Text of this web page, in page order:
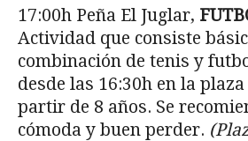
17:00h Peña El Juglar,
Actividad que consiste
combinación de tenis y
desde las 16:30h en la
partir de 8 años. Se
cómoda y buen perder.